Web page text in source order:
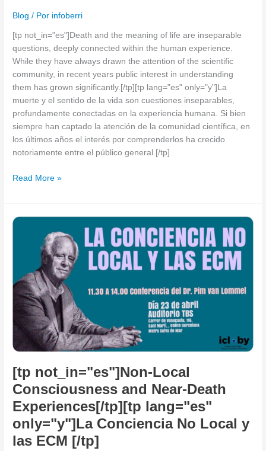
Blog / Por infoberri
[tp not_in="es"]Death and the meaning of life are inseparable
questions, deeply connected within the human experience.
While they have always drawn the attention of the scientific
community, in recent years public interest in understanding
them has grown significantly.[/tp][tp lang="es" only="y"]La
muerte y el sentido de la vida son cuestiones inseparables,
profundamente conectadas en la experiencia humana. Si bien
siempre han captado la atención de la comunidad científica, en
los últimos años el interés por comprenderlos ha crecido
notoriamente entre el público general.[/tp]
Read More »
[tp not_in="es"]Non-Local
Consciousness and Near-Death
Experiences[/tp][tp lang="es"
only="y"]La Conciencia No Local y
las ECM [/tp]
[tp
not_in="es"]Non-
Consciousness
and
Near-
Death
Experiences[/tp]
[tp
lang="es"
only="y"]La
Conciencia
No
Local
y
ECM
[/tp]